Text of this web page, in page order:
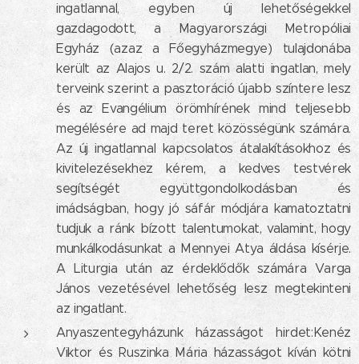
ingatlannal, egyben új lehetőségekkel
gazdagodott, a Magyarországi Metropóliai
Egyház (azaz a Főegyházmegye) tulajdonába
került az Alajos u. 2/2. szám alatti ingatlan, mely
terveink szerint a pasztoráció újabb színtere lesz
és az Evangélium örömhírének mind teljesebb
megélésére ad majd teret közösségünk számára.
Az új ingatlannal kapcsolatos átalakításokhoz és
kivitelezésekhez kérem, a kedves testvérek
segítségét együttgondolkodásban és
imádságban, hogy jó sáfár módjára kamatoztatni
tudjuk a ránk bízott talentumokat, valamint, hogy
munkálkodásunkat a Mennyei Atya áldása kísérje.
A Liturgia után az érdeklődők számára Varga
János vezetésével lehetőség lesz megtekinteni
az ingatlant.
Anyaszentegyházunk házasságot hirdet:Kenéz
Viktor és Ruszinka Mária házasságot kíván kötni